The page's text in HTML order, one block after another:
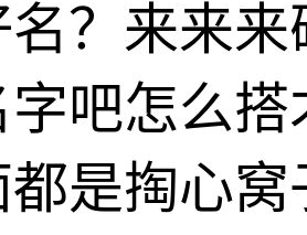
？来来来
吧怎么搭
是掏心窝